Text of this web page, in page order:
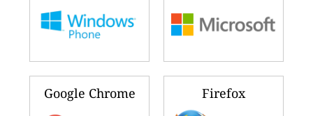
Google Chrome Firefox